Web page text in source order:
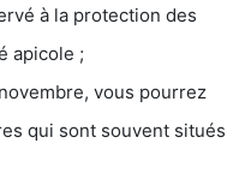
à la protection des
apicole ;
vous pourrez
qui sont souvent situés